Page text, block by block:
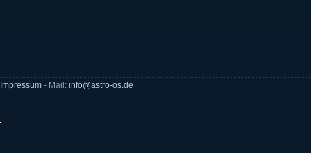
Impressum - Mail: info@astro-os.de